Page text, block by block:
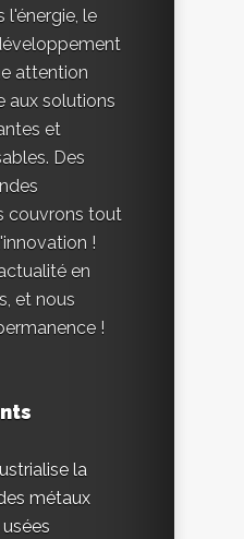
l'énergie, le
attention
aux solutions
et
Des
couvrons tout
!
en
et nous
!
la
métaux